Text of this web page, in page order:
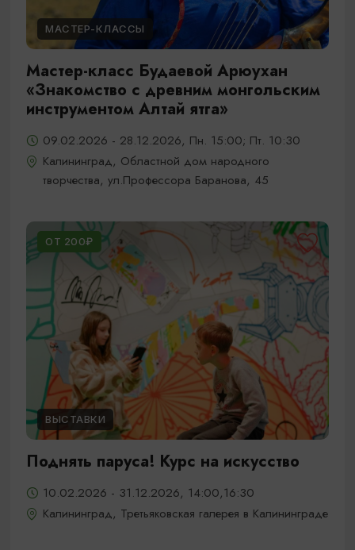
МАСТЕР-КЛАССЫ
Мастер-класс Будаевой Арюухан
«Знакомство с древним монгольским
инструментом Алтай ятга»
09.02.2026 - 28.12.2026, Пн. 15:00; Пт. 10:30
Калининград, Областной дом народного
творчества, ул.Профессора Баранова, 45
ОТ 200₽
ВЫСТАВКИ
Поднять паруса! Курс на искусство
10.02.2026 - 31.12.2026, 14:00,16:30
Калининград, Третьяковская галерея в Калининграде